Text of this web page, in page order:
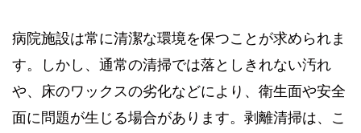
病院施設は常に清潔な環境を保つことが求められま
す。しかし、通常の清掃では落としきれない汚れ
や、床のワックスの劣化などにより、衛生面や安全
面に問題が生じる場合があります。剥離清掃は、こ